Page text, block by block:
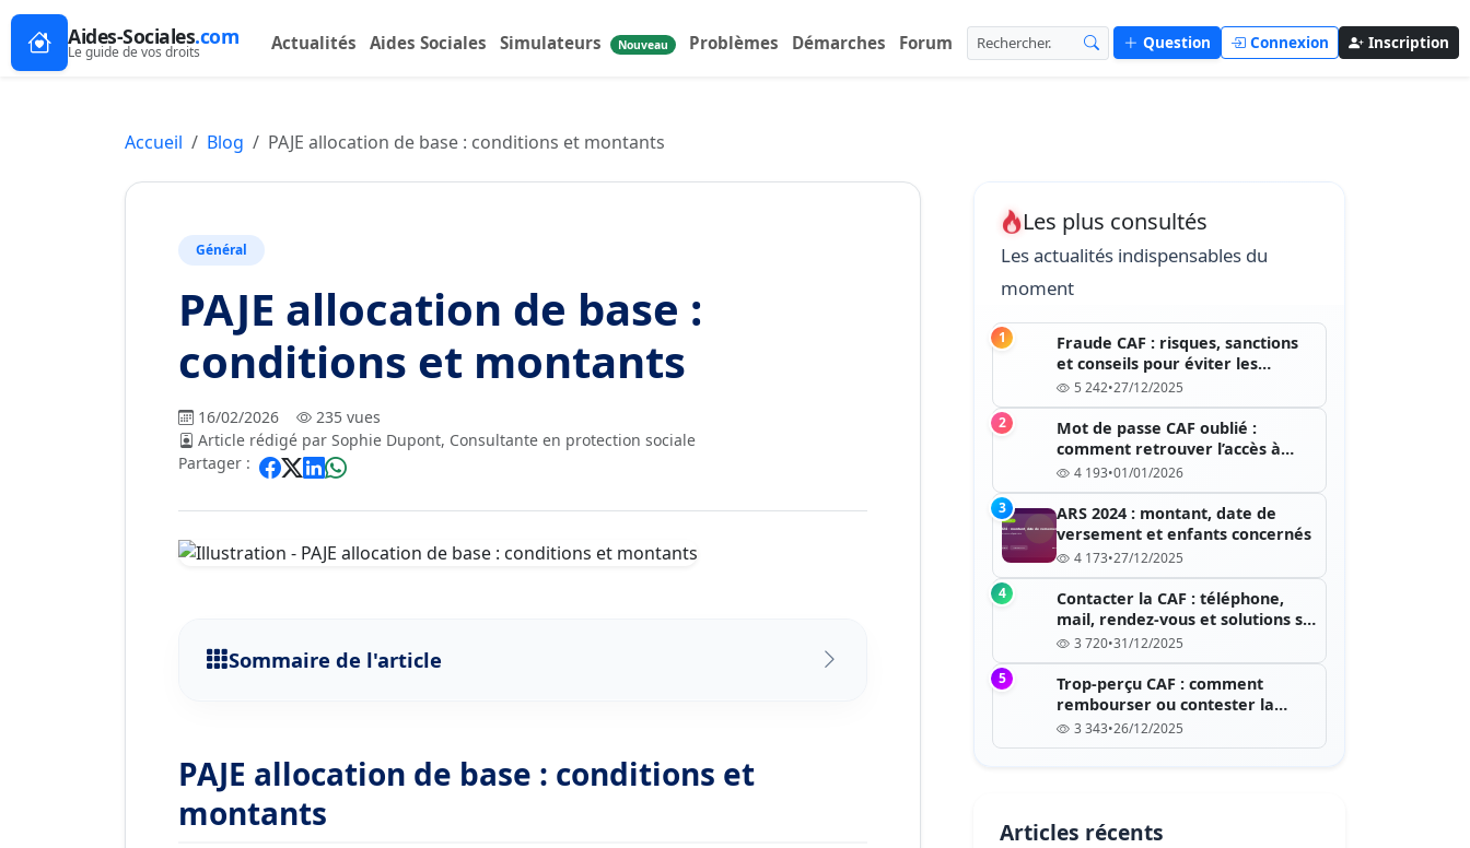
Aides-Sociales.com
Le guide de vos droits Actualités Aides Sociales Simulateurs Nouveau Problèmes Démarches Forum Question Connexion Inscription
Accueil Blog PAJE allocation de base : conditions et montants
Général
PAJE allocation de base :
conditions et montants
16/02/2026
235 vues
Article rédigé par Sophie Dupont, Consultante en protection sociale
Partager :
Sommaire de l'article
Montant et durée de versement
Articulation avec les autres aides
PAJE allocation de base : conditions et
montants
Les plus consultés
Les actualités indispensables du
moment
1
Fraude CAF : risques, sanctions
et conseils pour éviter les
erreurs
5 242•27/12/2025
2
Mot de passe CAF oublié :
comment retrouver l’accès à
votre compte
4 193•01/01/2026
3
ARS 2024 : montant, date de
versement et enfants concernés
4 173•27/12/2025
4
Contacter la CAF : téléphone,
mail, rendez-vous et solutions si
c’est saturé
3 720•31/12/2025
5
Trop-perçu CAF : comment
rembourser ou contester la
dette ?
3 343•26/12/2025
Articles récents